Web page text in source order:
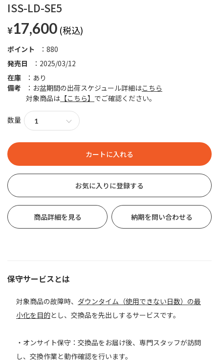
ISS-LD-SE5
¥17,600
発売日 2025/03/12
ポイント 880
在庫
あり
備考
お盆期間の出荷スケジュール詳細はこちら
対象商品は 【こちら】 でご確認ください。
数量
お気に入りに登録する
商品詳細を見る 納期を問い合わせる
保守サービスとは
対象商品の故障時、 ダウンタイム（使用できない日数）の最
小化を目的とし、交換品を先出しするサービスです。
・オンサイト保守：交換品をお届け後、専門スタッフが訪問
し、交換作業と動作確認を行います。